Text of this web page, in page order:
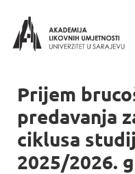
Prijem
predavanja
ciklusa
2025/2026.